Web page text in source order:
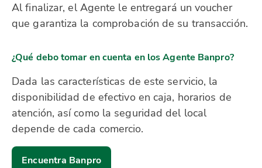
Al finalizar,el Agente le entregará un voucher
que garantiza la comprobación de su transacción.
¿Qué debo tomar en cuenta en los Agente Banpro?
Dada las características de este servicio, la
disponibilidad de efectivo en caja, horarios de
atención, así como la seguridad del local
depende de cada comercio.
Encuentra Banpro